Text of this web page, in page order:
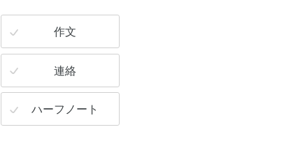
作文
連絡
ハーフノート